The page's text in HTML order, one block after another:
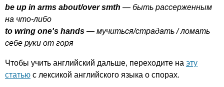
be up in arms about/over smth — быть рассерженным
на что-либо
to wring one's hands — мучиться/страдать / ломать
себе руки от горя
Чтобы учить английский дальше, переходите на эту
статью с лексикой английского языка о спорах.